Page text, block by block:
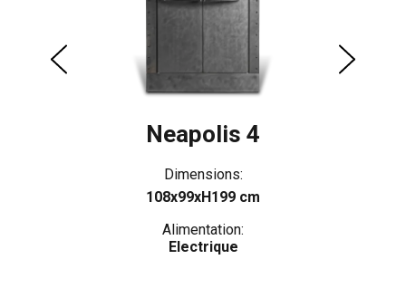
Neapolis 4
Dimensions:
108x99xH199 cm
Alimentation:
Electrique